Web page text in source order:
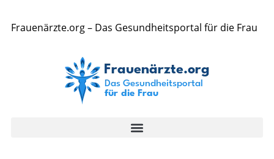
Frauenärzte.org – Das Gesundheitsportal für die Frau